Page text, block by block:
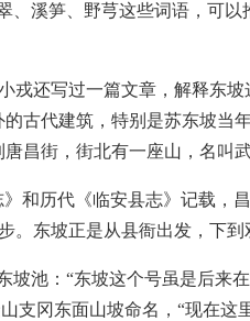
溪笋、野芎这些词语，可
还写过一篇文章，解释东
古代建筑，特别是苏东坡当
昌街，街北有一座山，名叫武
和历代《临安县志》记载，
东坡正是从县衙出发，下到
池：“东坡这个号虽是后来
支冈东面山坡命名，“现在